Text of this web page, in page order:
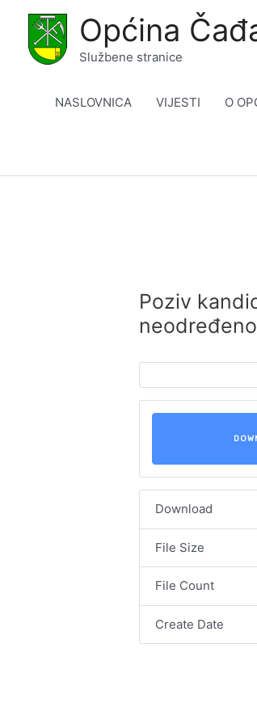
content
Općina
Službene stranice
NASLOVNICA VIJESTI O
Poziv
Download
File Size
File Count
Create Date